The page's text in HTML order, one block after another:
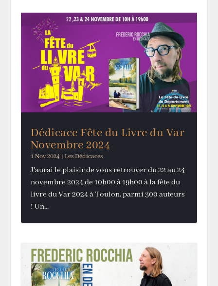
Dédicace Fête du Livre du Var
Novembre 2024
1 Nov 2024 | Les Dédicaces
J'aurai le plaisir de vous retrouver du 22 au 24
novembre 2024 de 10h00 à 19h00 à la fête du
livre du Var 2024 à Toulon, parmi 300 auteurs
! Un...